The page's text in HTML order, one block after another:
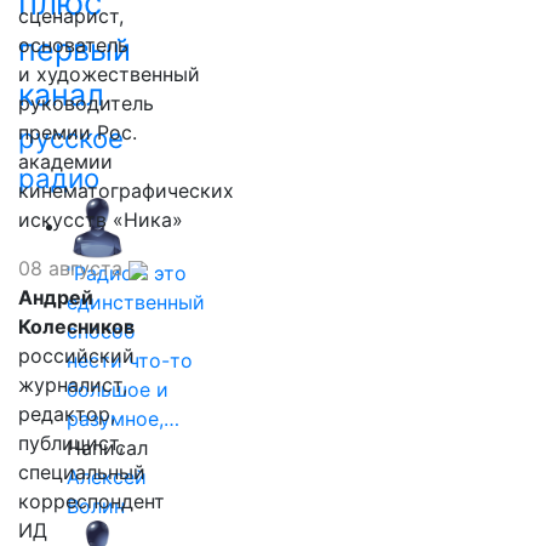
первый
канал
русское
радио
"Радио - это
единственный
способ
нести что-то
большое и
разумное,…
Написал
Алексей
Волин
сценарист,
основатель
и художественный
руководитель
премии Рос.
академии
кинематографических
искусств «Ника»
08 августа
Андрей
Колесников
российский
журналист,
редактор,
публицист,
специальный
корреспондент
ИД